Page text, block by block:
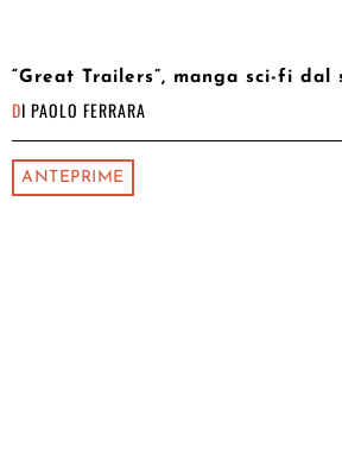
“Great Trailers”, manga sci-fi dal
DI PAOLO FERRARA
ANTEPRIME